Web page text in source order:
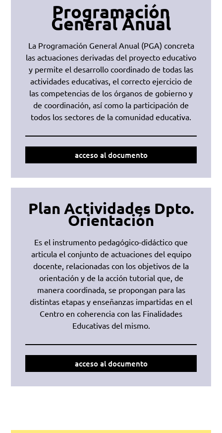
Programación
General Anual
La Programación General Anual (PGA) concreta
las actuaciones derivadas del proyecto educativo
y permite el desarrollo coordinado de todas las
actividades educativas, el correcto ejercicio de
las competencias de los órganos de gobierno y
de coordinación, así como la participación de
todos los sectores de la comunidad educativa.
acceso al documento
Plan Actividades Dpto.
Orientación
Es el instrumento pedagógico-didáctico que
articula el conjunto de actuaciones del equipo
docente, relacionadas con los objetivos de la
orientación y de la acción tutorial que, de
manera coordinada, se propongan para las
distintas etapas y enseñanzas impartidas en el
Centro en coherencia con las Finalidades
Educativas del mismo.
acceso al documento